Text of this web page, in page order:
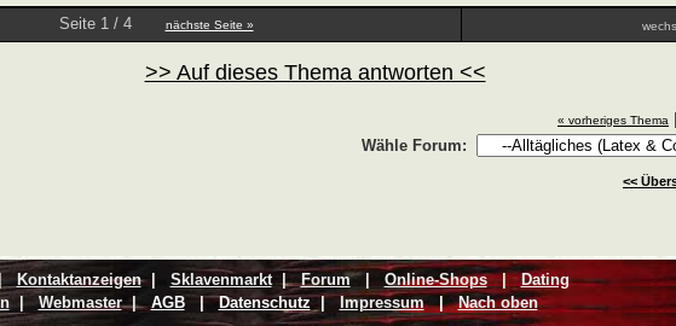
Seite 1 / 4 nächste Seite »
>> Auf dieses Thema antworten <<
« vorheriges Thema
Wähle Forum:
<<
Kontaktanzeigen| Sklavenmarkt|Forum| Online-Shops|Dating
|Webmaster| AGB|Datenschutz| Impressum|Nach oben